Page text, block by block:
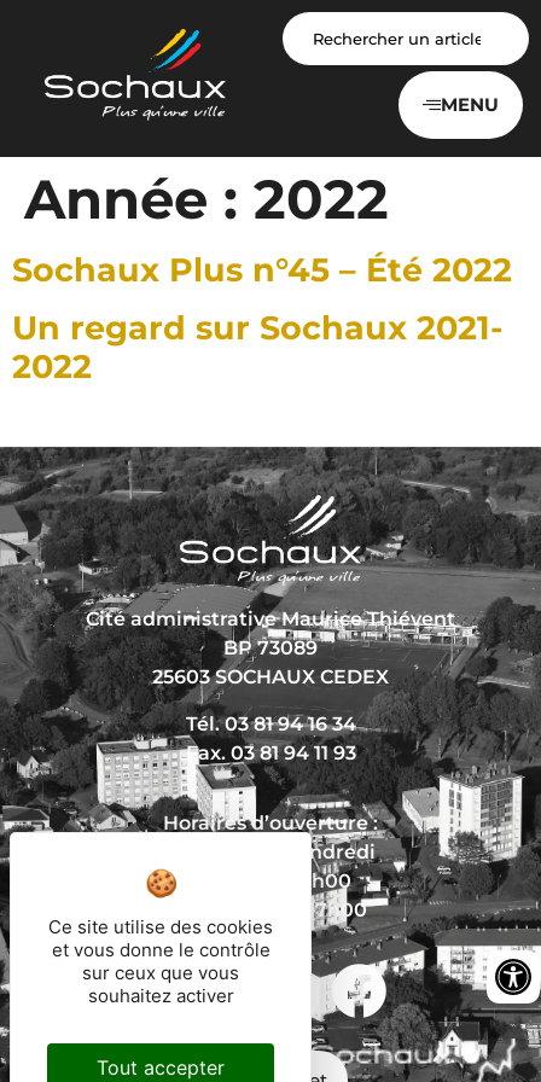
MENU
Année : 2022
Sochaux Plus n°45 – Été 2022
Un regard sur Sochaux 2021-
2022
Cité administrative Maurice Thiévent
BP 73089
25603 SOCHAUX CEDEX
Tél. 03 81 94 16 34
Fax. 03 81 94 11 93
Horaires d’ouverture :
Du lundi au vendredi
De 8h30 à 12h00
Et de 13h30 à 17h00
Nous écrire
Panneau de gestion des cookies
Ce site utilise des cookies
et vous donne le contrôle
sur ceux que vous
souhaitez activer
Tout accepter